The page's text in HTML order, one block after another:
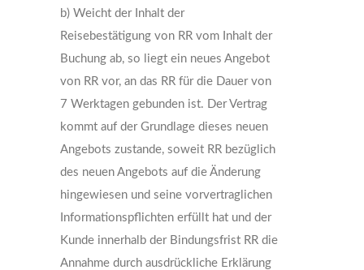
b) Weicht der Inhalt der
Reisebestätigung von RR vom Inhalt der
Buchung ab, so liegt ein neues Angebot
von RR vor, an das RR für die Dauer von
7 Werktagen gebunden ist. Der Vertrag
kommt auf der Grundlage dieses neuen
Angebots zustande, soweit RR bezüglich
des neuen Angebots auf die Änderung
hingewiesen und seine vorvertraglichen
Informationspflichten erfüllt hat und der
Kunde innerhalb der Bindungsfrist RR die
Annahme durch ausdrückliche Erklärung